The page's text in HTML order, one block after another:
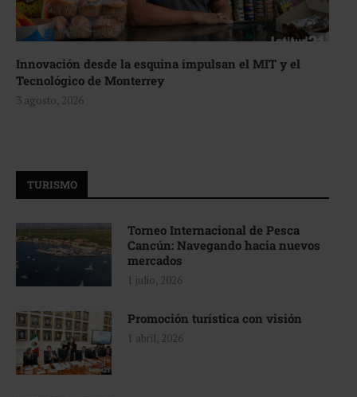
Innovación desde la esquina impulsan el MIT y el
Tecnológico de Monterrey
3 agosto, 2026
TURISMO
Torneo Internacional de Pesca
Cancún: Navegando hacia nuevos
mercados
1 julio, 2026
Promoción turística con visión
1 abril, 2026